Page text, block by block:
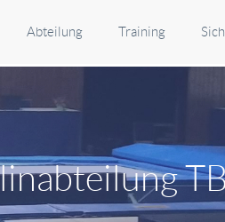
Abteilung Training